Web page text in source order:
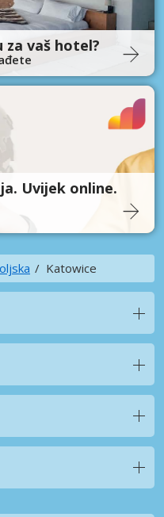
za vaš hotel?
Uvijek online.
Katowice